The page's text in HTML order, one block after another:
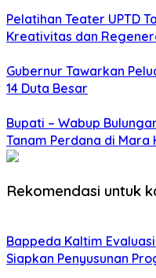
Pelatihan Teater UPTD
Kreativitas dan
Gubernur Tawarkan
14 Duta Besar
Bupati – Wabup
Tanam Perdana di Mara
Rekomendasi untuk
Bappeda Kaltim
Siapkan Penyusunan